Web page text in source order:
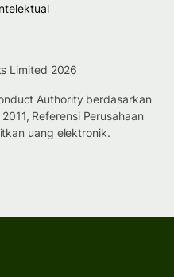
Limited 2026
Authority berdasarkan
Referensi Perusahaan
uang elektronik.